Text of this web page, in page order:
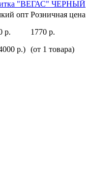
опт
р.
р.)
Розничная цена
1770 р.
(от 1 товара)